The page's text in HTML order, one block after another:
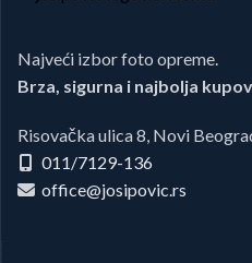
Najveći izbor foto opreme.
Brza, sigurna i najbolja
Risovačka ulica 8, Novi
011/7129-136
office@josipovic.rs